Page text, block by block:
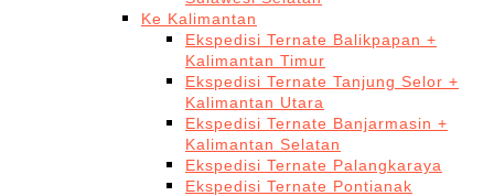
Ke Kalimantan
Ekspedisi Ternate Balikpapan +
Kalimantan Timur
Ekspedisi Ternate Tanjung Selor +
Kalimantan Utara
Ekspedisi Ternate Banjarmasin +
Kalimantan Selatan
Ekspedisi Ternate Palangkaraya
Ekspedisi Ternate Pontianak